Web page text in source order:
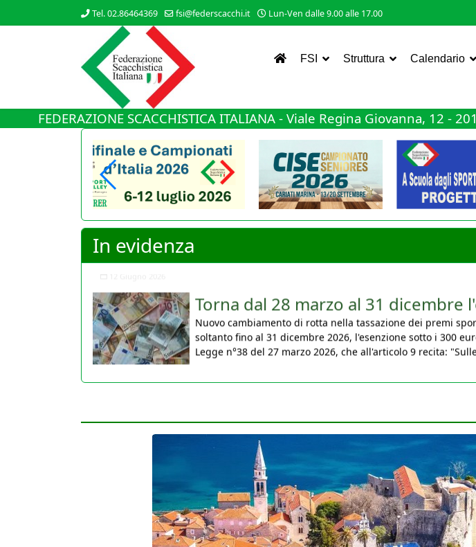
Tel. 02.86464369 fsi@federscacchi.it Lun-Ven dalle 9.00 alle 17.00
FSI Struttura Calendario
FEDERAZIONE SCACCHISTICA ITALIANA - Viale Regina Giovanna, 12 -
In evidenza
30 Marzo 2026
Nuovo cambiamento di rotta nella tassazione dei premi
soltanto fino al 31 dicembre 2026, l'esenzione sotto i 300
Legge n°38 del 27 marzo 2026, che all'articolo 9 recita: